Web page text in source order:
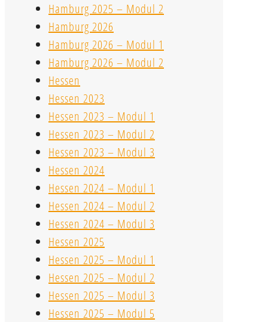
Hamburg 2025 – Modul 2
Hamburg 2026
Hamburg 2026 – Modul 1
Hamburg 2026 – Modul 2
Hessen
Hessen 2023
Hessen 2023 – Modul 1
Hessen 2023 – Modul 2
Hessen 2023 – Modul 3
Hessen 2024
Hessen 2024 – Modul 1
Hessen 2024 – Modul 2
Hessen 2024 – Modul 3
Hessen 2025
Hessen 2025 – Modul 1
Hessen 2025 – Modul 2
Hessen 2025 – Modul 3
Hessen 2025 – Modul 5